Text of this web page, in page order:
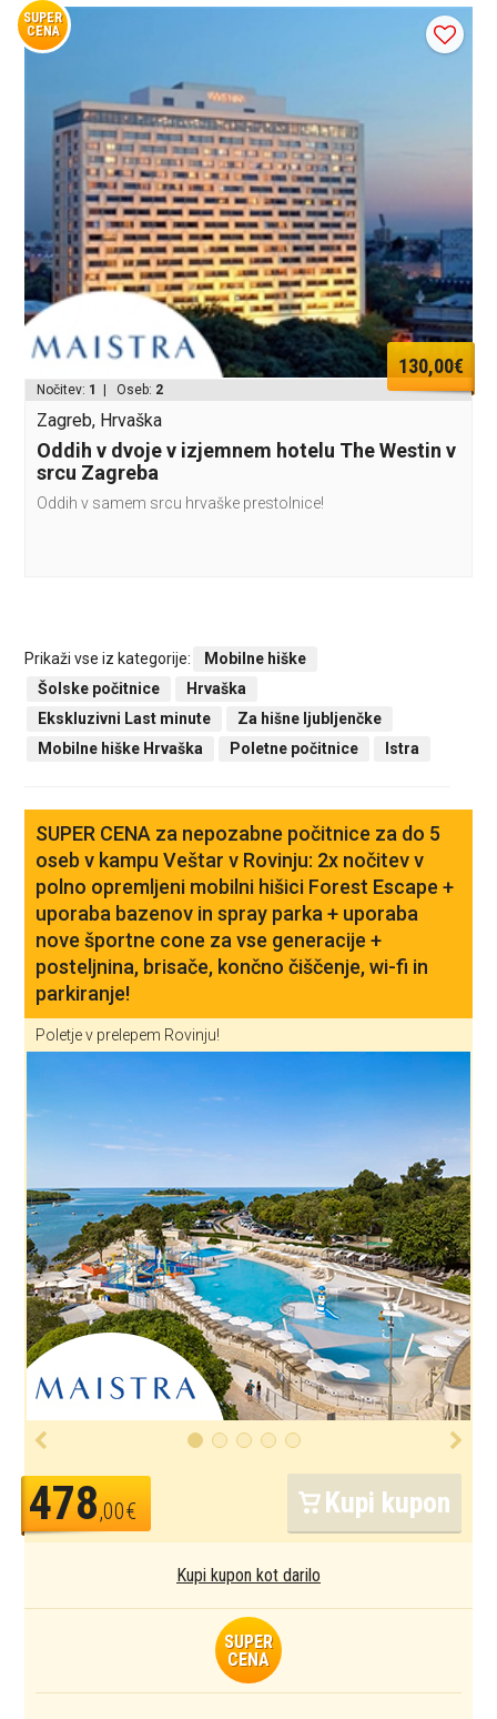
SUPER
CENA
130,00€
Nočitev: 1 | Oseb: 2
Zagreb, Hrvaška
Oddih v dvoje v izjemnem hotelu The Westin v
srcu Zagreba
Oddih v samem srcu hrvaške prestolnice!
Prikaži vse iz kategorije:
Mobilne hiške
Šolske počitnice
Hrvaška
Ekskluzivni Last minute
Za hišne ljubljenčke
Mobilne hiške Hrvaška
Poletne počitnice Istra
SUPER CENA za nepozabne počitnice za do 5
oseb v kampu Veštar v Rovinju: 2x nočitev v
polno opremljeni mobilni hišici Forest Escape +
uporaba bazenov in spray parka + uporaba
nove športne cone za vse generacije +
posteljnina, brisače, končno čiščenje, wi-fi in
parkiranje!
Poletje v prelepem Rovinju!
478,00€ Kupi kupon
Kupi kupon kot darilo
SUPER
CENA